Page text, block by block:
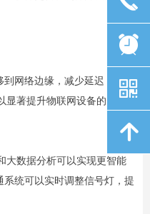
网络边缘，减少延迟，提高
显著提升物联网设备的性能
大数据分析可以实现更智能
统可以实时调整信号灯，提
뀥
낃
녕